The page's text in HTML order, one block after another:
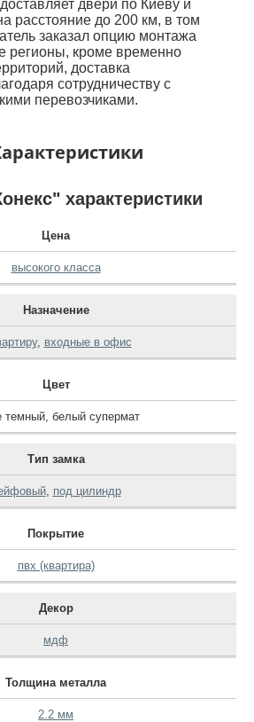
двери по Киеву и
расстояние до 200 км, в том
заказал опцию монтажа
регионы, кроме временно
доставка
сотрудничеству с
перевозчиками.
характеристики
Цена
высокого класса
Назначение
, входные в офис
Цвет
темный, белый супермат
Тип замка
, под цилиндр
Покрытие
пвх (квартира)
Декор
мдф
Толщина металла
2.2 мм